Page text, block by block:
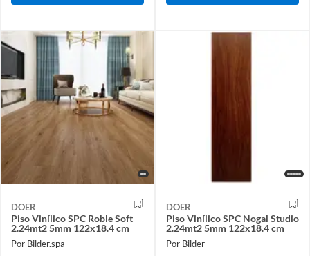
DOER
Piso Vinílico SPC Roble Soft
2.24mt2 5mm 122x18.4 cm
Por Bilder.spa
DOER
Piso Vinílico SPC Nogal Studio
2.24mt2 5mm 122x18.4 cm
Por Bilder